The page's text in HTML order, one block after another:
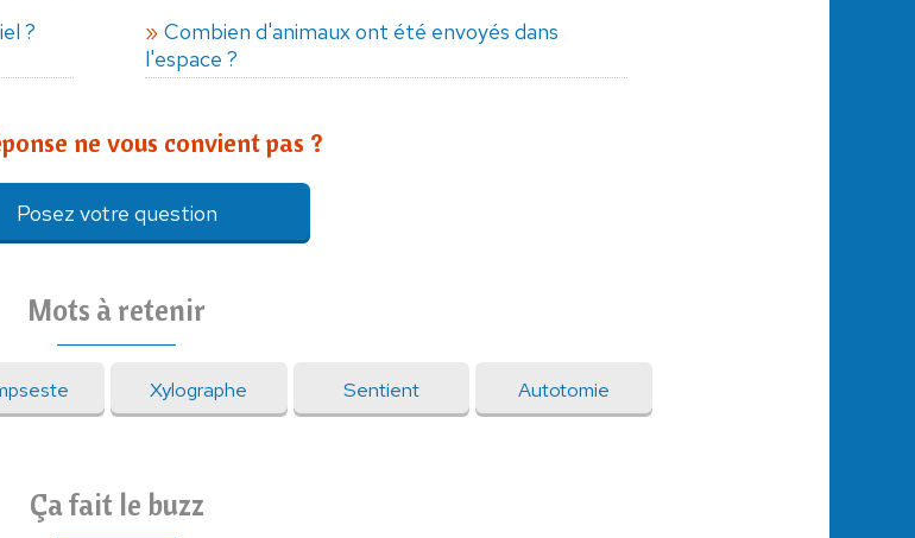
?
Combien d'animaux ont été envoyés dans
l'espace ?
ne vous convient pas ?
Posez votre question
Mots à retenir
Xylographe Sentient Autotomie
Ça fait le buzz